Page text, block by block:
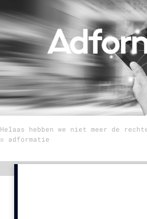
Menu
Home
9 sept: GenAI-training
12 nov: MarketingLive!
Adverteren
Events
Helaas hebben we niet meer de
© adformatie